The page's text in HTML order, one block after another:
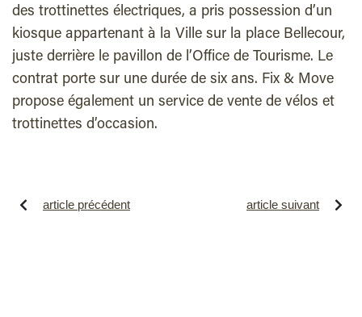
des trottinettes électriques, a pris possession d’un
kiosque appartenant à la Ville sur la place Bellecour,
juste derrière le pavillon de l’Office de Tourisme. Le
contrat porte sur une durée de six ans. Fix & Move
propose également un service de vente de vélos et
trottinettes d’occasion.
article précédent article suivant